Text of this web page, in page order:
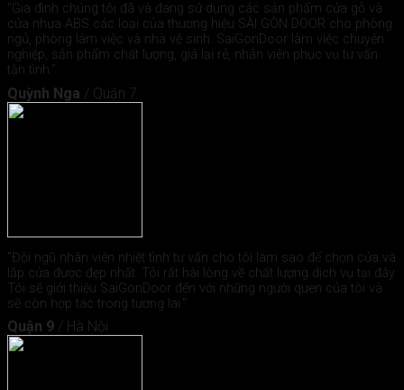
"Gia đình chúng tôi đã và đang sử dụng các sản phẩm cửa gỗ và
cửa nhựa ABS các loại của thương hiệu SÀI GÒN DOOR cho phòng
ngủ, phòng làm việc và nhà vệ sinh. SaiGonDoor làm việc chuyên
nghiệp, sản phẩm chất lượng, giá lại rẻ, nhân viên phục vụ tư vấn
tận tình."
Quỳnh Nga / Quận 7
"Đội ngũ nhân viên nhiệt tình tư vấn cho tôi làm sao để chọn cửa và
lắp cửa được đẹp nhất. Tôi rất hài lòng về chất lượng dịch vụ tại đây.
Tôi sẽ giới thiệu SaiGonDoor đến với những người quen của tôi và
sẽ còn hợp tác trong tương lai."
Quận 9 / Hà Nội